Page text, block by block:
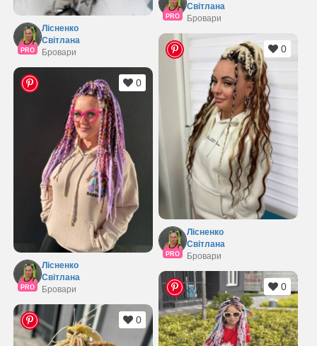
PRO
Світлана
Бровари
PRO
Лісненко
Світлана
Бровари
PRO
Лісненко
Світлана
Бровари
0
PRO
Лісненко
Світлана
Бровари
0
0
0